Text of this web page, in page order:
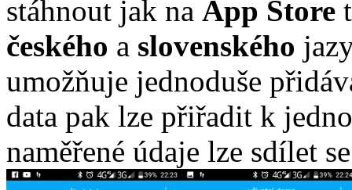
stáhnout jak na App Store
českého a slovenského
umožňuje jednoduše
data pak lze přiřadit k
naměřené údaje lze sdílet